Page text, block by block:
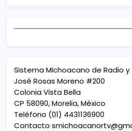
Sistema Michoacano de Radio y
José Rosas Moreno #200
Colonia Vista Bella
CP 58090, Morelia, México
Teléfono (01) 4431136900
Contacto